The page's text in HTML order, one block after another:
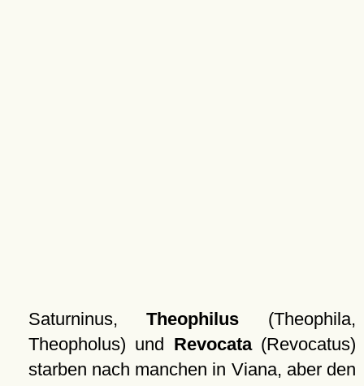
Saturninus,Theophilus (Theophila,
Theopholus) und Revocata(Revocatus)
starben nach manchen in Viana, aber den